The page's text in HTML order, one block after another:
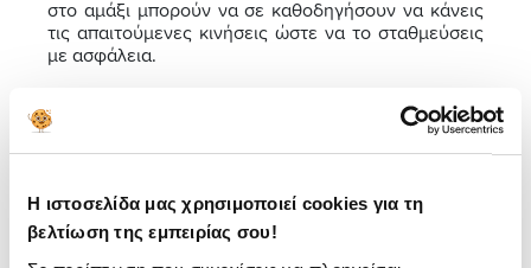
Η ιστοσελίδα μας χρησιμοποιεί cookies για τη
βελτίωση της εμπειρίας σου!
στο αμάξι μπορούν να σε καθοδηγήσουν να κάνεις
τις απαιτούμενες κινήσεις ώστε να το σταθμεύσεις
με ασφάλεια.
αναλαμβάνουν εξ’ ολοκλήρου την διαδικασία, αλλά
κάνεις για να το παρκάρεις και έπειτα μπορεί να τις
κάνει μόνο του χωρίς να χρειαστεί εσύ να κάνεις